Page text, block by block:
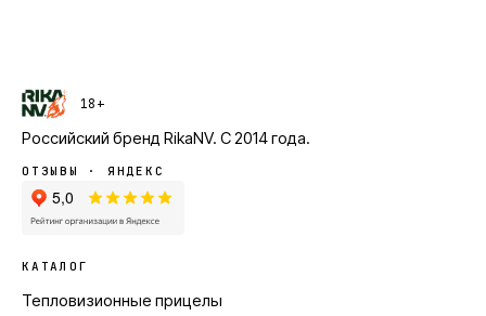
18+
Российский бренд RikaNV. С2014года.
ОТЗЫВЫ · ЯНДЕКС
КАТАЛОГ
Тепловизионные прицелы